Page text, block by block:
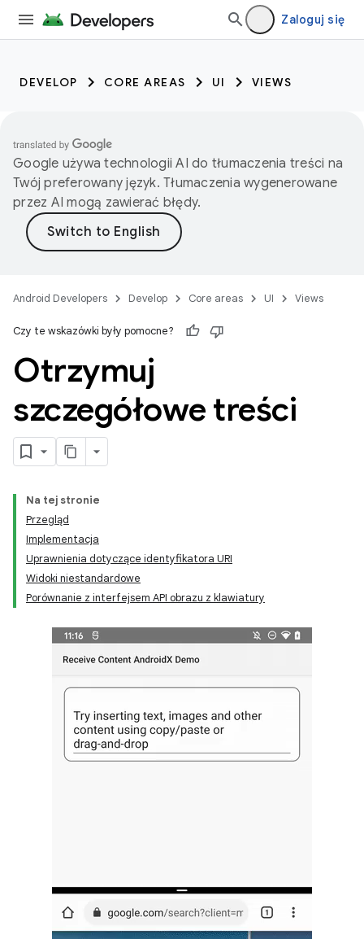
Zaloguj się
DEVELOP CORE AREAS UI VIEWS
Google używa technologii AI do tłumaczenia treści na
Twój preferowany język. Tłumaczenia wygenerowane
przez AI mogą zawierać błędy.
Android Developers Develop Core areas UI Views
Czy te wskazówki były pomocne?
Otrzymuj
szczegółowe treści
Na tej stronie
Przegląd
Implementacja
Uprawnienia dotyczące identyfikatora URI
Widoki niestandardowe
Porównanie z interfejsem API obrazu z klawiatury